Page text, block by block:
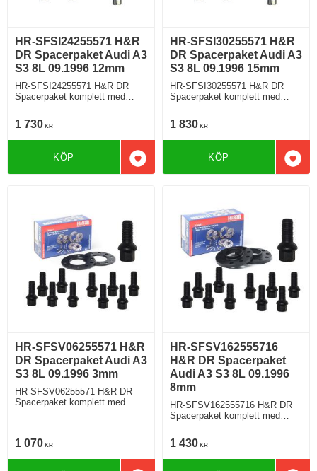
HR-SFSI24255571 H&R
DR Spacerpaket Audi A3
S3 8L 09.1996 12mm
HR-SFSI24255571 H&R DR
Spacerpaket komplett med
8L 09.1996 Tjocklek spacer
12mm
1 730 KR
Lägg till i favoriter
KÖP
HR-SFSI30255571 H&R
DR Spacerpaket Audi A3
S3 8L 09.1996 15mm
HR-SFSI30255571 H&R DR
Spacerpaket komplett med
8L 09.1996 Tjocklek spacer
15mm
1 830 KR
KÖP
HR-SFSV06255571 H&R
DR Spacerpaket Audi A3
S3 8L 09.1996 3mm
HR-SFSV06255571 H&R DR
Spacerpaket komplett med
1 070 KR
HR-SFSV162555716
H&R DR Spacerpaket
Audi A3 S3 8L 09.1996
8mm
HR-SFSV162555716 H&R DR
Spacerpaket komplett med
8L 09.1996 Tjocklek spacer
8mm
1 430 KR